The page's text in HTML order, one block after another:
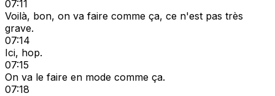
07:11
Voilà, bon, on va faire comme ça, ce n'est pas très
grave.
07:14
Ici, hop.
07:15
On va le faire en mode comme ça.
07:18